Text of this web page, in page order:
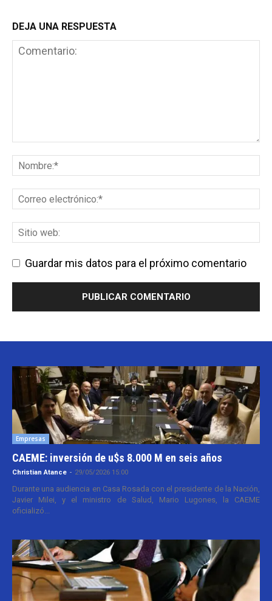
DEJA UNA RESPUESTA
Guardar mis datos para el próximo comentario
Empresas
CAEME: inversión de u$s 8.000 M en seis años
Christian Atance - 29/05/2026 15:00
Durante una audiencia en Casa Rosada con el presidente de la Nación,
Javier Milei, y el ministro de Salud, Mario Lugones, la CAEME
oficializó...